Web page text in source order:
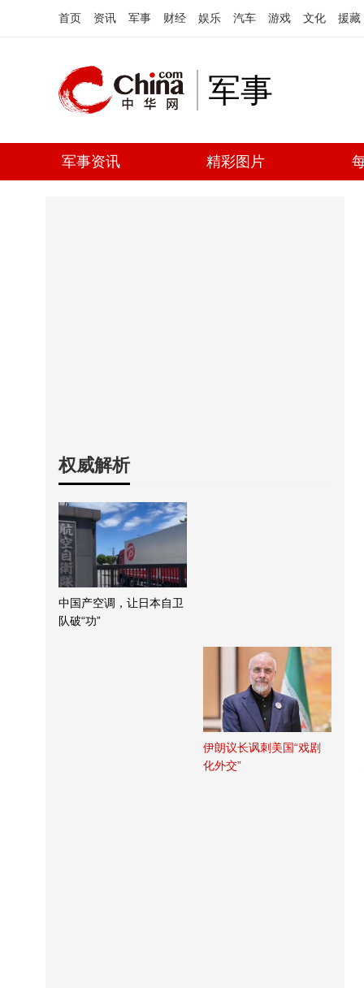
首页 资讯 军事 财经 娱乐 汽车 游戏 文化 援藏
军事
军事资讯 精彩图片
权威解析
中国产空调，让日本自卫
队破“功”
伊朗议长讽刺美国“戏剧
化外交”